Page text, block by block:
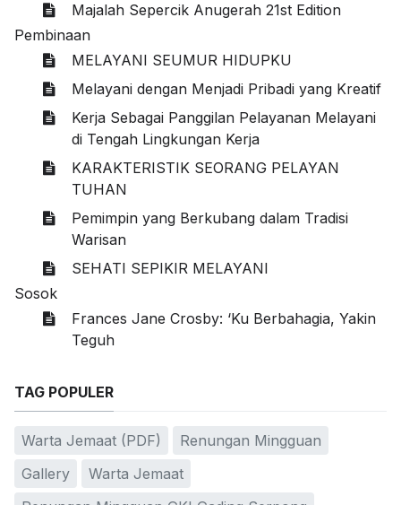
Majalah Sepercik Anugerah 21st Edition
Pembinaan
MELAYANI SEUMUR HIDUPKU
Melayani dengan Menjadi Pribadi yang Kreatif
Kerja Sebagai Panggilan Pelayanan Melayani
di Tengah Lingkungan Kerja
KARAKTERISTIK SEORANG PELAYAN
TUHAN
Pemimpin yang Berkubang dalam Tradisi
Warisan
SEHATI SEPIKIR MELAYANI
Sosok
Frances Jane Crosby: ‘Ku Berbahagia, Yakin
Teguh
TAG POPULER
Warta Jemaat (PDF)
Renungan Mingguan
Gallery
Warta Jemaat